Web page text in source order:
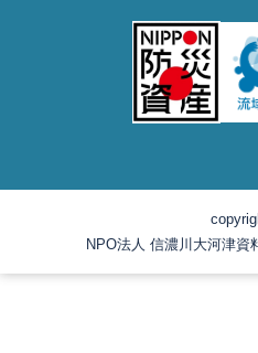
NPO法人 信濃川大河津資